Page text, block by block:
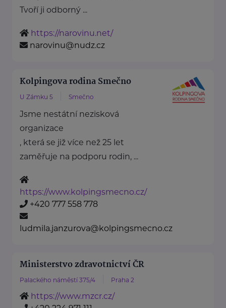
Tvoří ji odborný ...
https://narovinu.net/
narovinu@nudz.cz
Kolpingova rodina Smečno
U Zámku 5 Smečno
Jsme nestátní nezisková
organizace
, která se již více než 25 let
zaměřuje na podporu rodin, ...
https://www.kolpingsmecno.cz/
+420 777 558 778
ludmila.janzurova@kolpingsmecno.cz
Ministerstvo zdravotnictví ČR
Palackého náměstí 375/4 Praha 2
https://www.mzcr.cz/